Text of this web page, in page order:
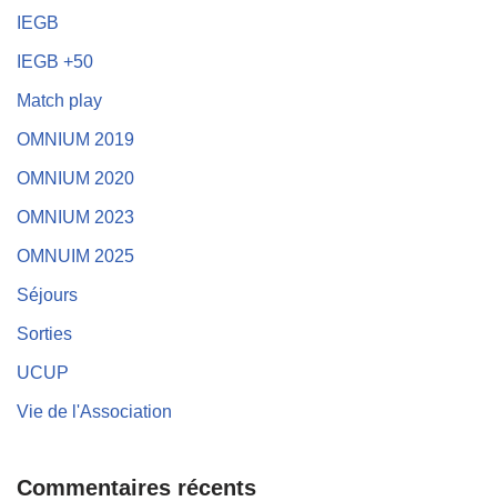
IEGB
IEGB +50
Match play
OMNIUM 2019
OMNIUM 2020
OMNIUM 2023
OMNUIM 2025
Séjours
Sorties
UCUP
Vie de l'Association
Commentaires récents